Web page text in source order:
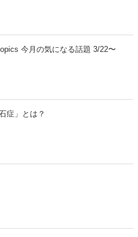
今月の気になる話題 3/22〜
症」とは？